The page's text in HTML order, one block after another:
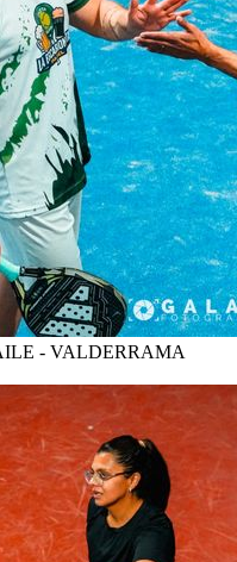
- VALDERRAMA